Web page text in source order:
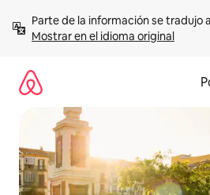
contenidoMostrar en el idioma original